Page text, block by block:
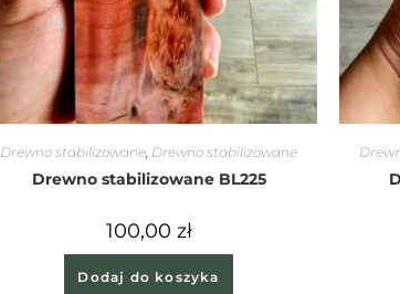
Drewno stabilizowane, Drewno stabilizowane
Drewno stabilizowane BL225
100,00 zł
Dodaj do koszyka